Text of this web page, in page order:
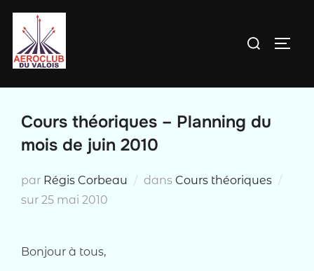
contenu
Rechercher :
Cours théoriques – Planning du
mois de juin 2010
par Régis Corbeau dans Cours théoriques
sur Publié
25 mai 2010
Bonjour à tous,